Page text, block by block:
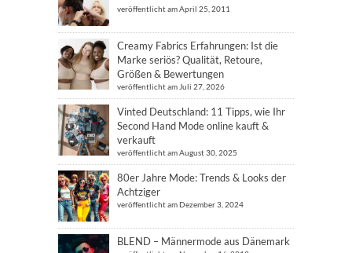
veröffentlicht am April 25, 2011
Creamy Fabrics Erfahrungen: Ist die
Marke seriös? Qualität, Retoure,
Größen & Bewertungen
veröffentlicht am Juli 27, 2026
Vinted Deutschland: 11 Tipps, wie Ihr
Second Hand Mode online kauft &
verkauft
veröffentlicht am August 30, 2025
80er Jahre Mode: Trends & Looks der
Achtziger
veröffentlicht am Dezember 3, 2024
BLEND – Männermode aus Dänemark